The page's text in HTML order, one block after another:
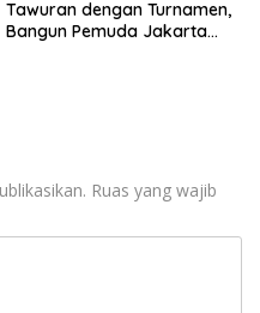
Tawuran dengan Turnamen,
Bangun Pemuda Jakarta
Ruas yang wajib